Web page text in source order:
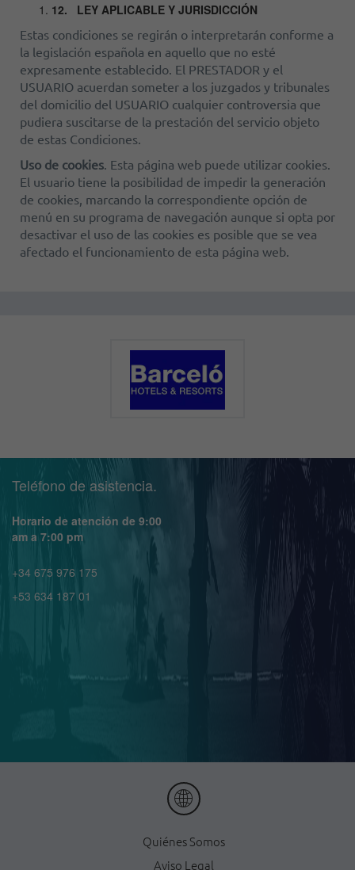
12. LEY APLICABLE Y JURISDICCIÓN
Estas condiciones se regirán o interpretarán conforme a
la legislación española en aquello que no esté
expresamente establecido. El PRESTADOR y el
USUARIO acuerdan someter a los juzgados y tribunales
del domicilio del USUARIO cualquier controversia que
pudiera suscitarse de la prestación del servicio objeto
de estas Condiciones.
Uso de cookies . Esta página web puede utilizar cookies.
El usuario tiene la posibilidad de impedir la generación
de cookies, marcando la correspondiente opción de
menú en su programa de navegación aunque si opta por
desactivar el uso de las cookies es posible que se vea
afectado el funcionamiento de esta página web.
Teléfono de asistencia.
Horario de atención de 9:00
am a 7:00 pm
+34 675 976 175
+53 634 187 01
Quiénes Somos
Aviso Legal